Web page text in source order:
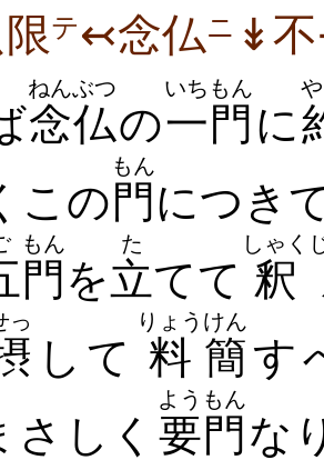
テ↢念仏ニ ↡
念仏
ねんぶつ
の一門
いちもん
に
この門
もん
につき
門
もん
を立
た
てて 釈
しゃく
っ
して 料
りょう
簡
けん
す
さしく 要門
ようもん
な